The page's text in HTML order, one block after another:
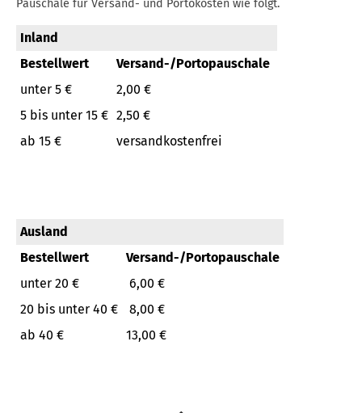
Pauschale für Versand- und Portokosten wie folgt.
Inland
Bestellwert
Versand-/Portopauschale
unter 5 €
2,00 €
5 bis unter 15 € 2,50 €
ab 15 €
versandkostenfrei
Ausland
Bestellwert
Versand-/Portopauschale
unter 20 €
6,00 €
20 bis unter 40 €
8,00 €
ab 40 €
13,00 €